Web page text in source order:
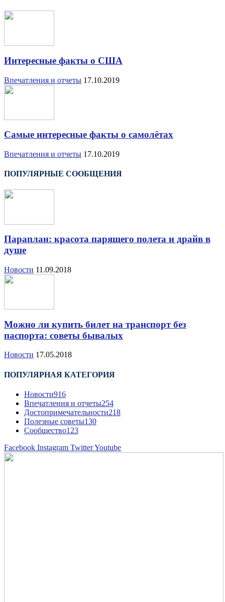
Интересные факты о США
Впечатления и отчеты 17.10.2019
Самые интересные факты о самолётах
Впечатления и отчеты 17.10.2019
ПОПУЛЯРНЫЕ СООБЩЕНИЯ
Параплан: красота парящего полета и драйв в
душе
Новости 11.09.2018
Можно ли купить билет на транспорт без
паспорта: советы бывалых
Новости 17.05.2018
ПОПУЛЯРНАЯ КАТЕГОРИЯ
Новости916
Впечатления и отчеты254
Достопримечательности218
Полезные советы130
Сообщество123
Facebook Instagram TwitterYoutube